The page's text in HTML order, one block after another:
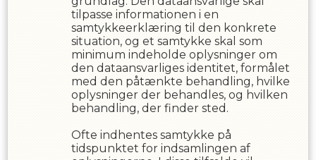
tilpasse informationen i en
samtykkeerklæring til den konkrete
situation, og et samtykke skal som
minimum indeholde oplysninger om
den dataansvarliges identitet, formålet
med den påtænkte behandling, hvilke
oplysninger der behandles, og hvilken
behandling, der finder sted.
Ofte indhentes samtykke på
tidspunktet for indsamlingen af